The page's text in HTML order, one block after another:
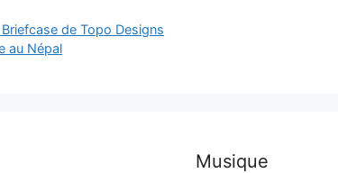
de Topo Designs
au Népal
Musique